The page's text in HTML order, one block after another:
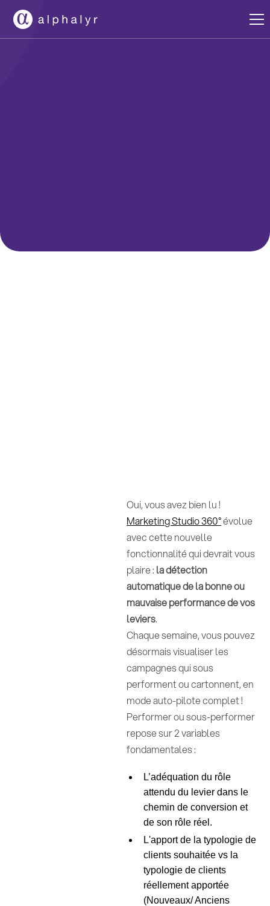
Oui, vous avez bien lu !
Marketing Studio 360°évolue
avec cette nouvelle
fonctionnalité qui devrait vous
plaire : la détection
automatique de la bonne ou
mauvaise performance de vos
leviers.
Chaque semaine, vous pouvez
désormais visualiser les
campagnes qui sous
performent ou cartonnent, en
mode auto-pilote complet !
Performer ou sous-performer
repose sur 2 variables
fondamentales :
L’adéquation du rôle
attendu du levier dans le
chemin de conversion et
de son rôle réel.
L'apport de la typologie de
clients souhaitée vs la
typologie de clients
réellement apportée
(Nouveaux/ Anciens